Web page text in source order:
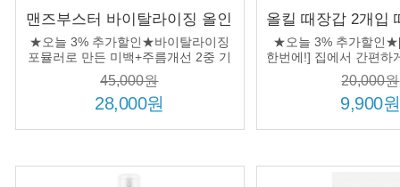
맨즈부스터 바이탈라이징 올인
원(스킨+로션+에센스를 하나로
간편하게)
★오늘 3% 추가할인★바이탈라이징
포뮬러로 만든 미백+주름개선 2중 기
능성 올인원
45,000원
28,000원
올킬 때장갑 2개입
얼굴 팔 다리
★오늘 3% 추가할인
한번에!] 집에서 간편하
결 완성! 3개 구매시 정
정!
20,000원
9,900원